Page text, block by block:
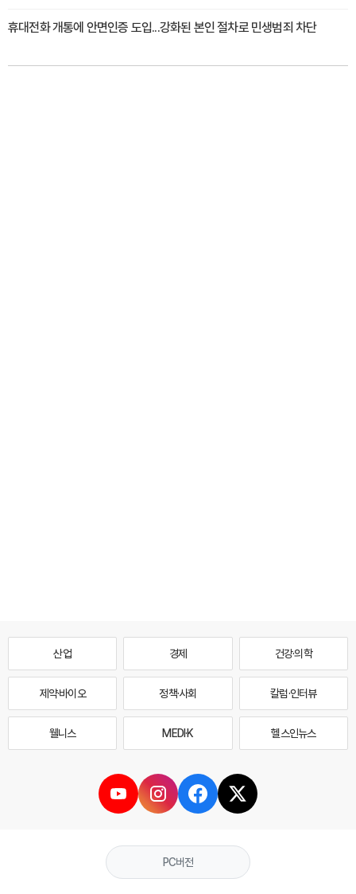
휴대전화 개통에 안면인증 도입...강화된 본인 절차로 민생범죄 차단
산업 경제 건강·의학
제약·바이오 정책·사회 칼럼·인터뷰
웰니스 MEDI·K 헬스인뉴스
PC버전